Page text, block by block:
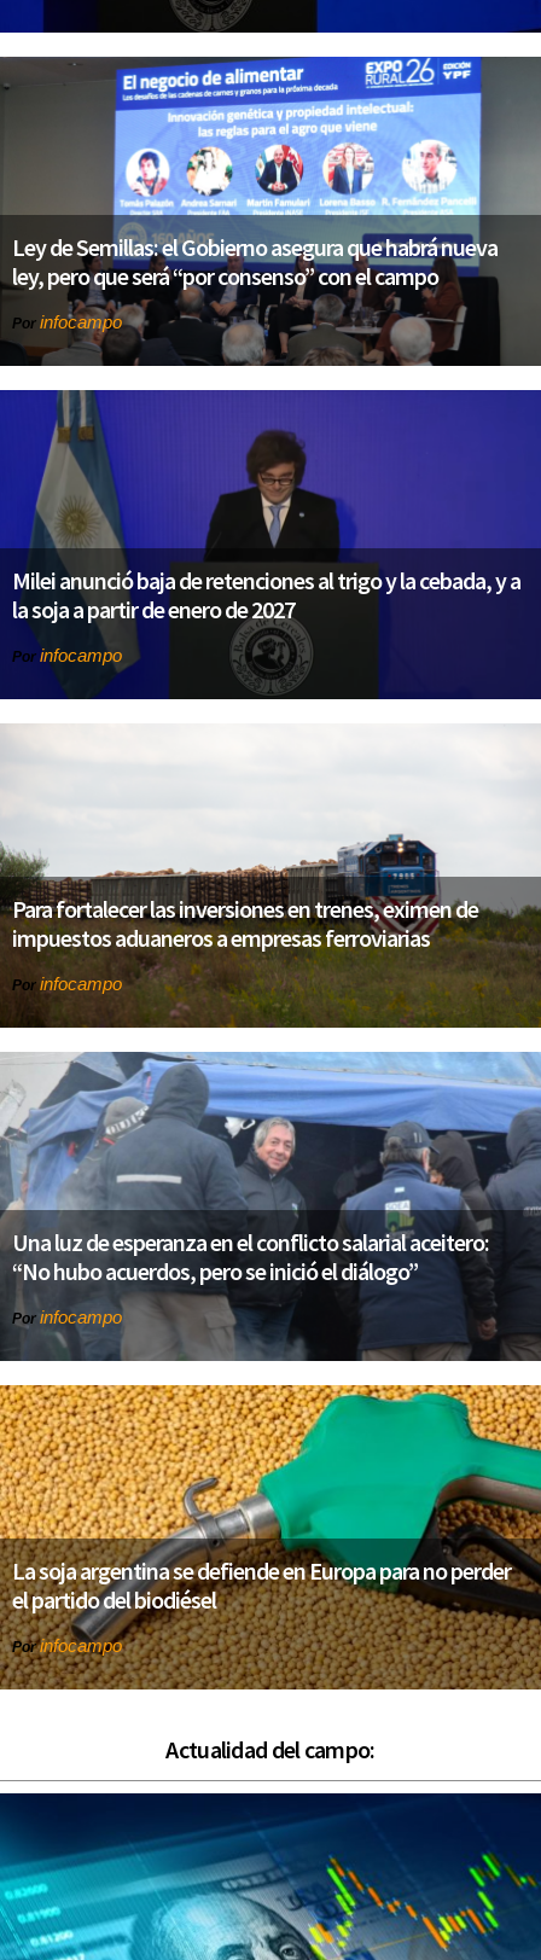
Ley de Semillas: el Gobierno asegura que habrá nueva
ley, pero que será “por consenso” con el campo
Por infocampo
Milei anunció baja de retenciones al trigo y la cebada, y a
la soja a partir de enero de 2027
Por infocampo
Para fortalecer las inversiones en trenes, eximen de
impuestos aduaneros a empresas ferroviarias
Por infocampo
Una luz de esperanza en el conflicto salarial aceitero:
“No hubo acuerdos, pero se inició el diálogo”
Por infocampo
La soja argentina se defiende en Europa para no perder
el partido del biodiésel
Porinfocampo
Actualidad del campo: